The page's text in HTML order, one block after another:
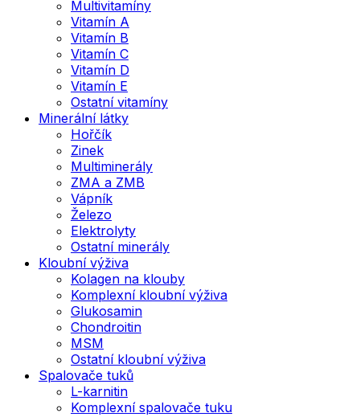
Multivitamíny
Vitamín A
Vitamín B
Vitamín C
Vitamín D
Vitamín E
Ostatní vitamíny
Minerální látky
Hořčík
Zinek
Multiminerály
ZMA a ZMB
Vápník
Železo
Elektrolyty
Ostatní minerály
Kloubní výživa
Kolagen na klouby
Komplexní kloubní výživa
Glukosamin
Chondroitin
MSM
Ostatní kloubní výživa
Spalovače tuků
L-karnitin
Komplexní spalovače tuku